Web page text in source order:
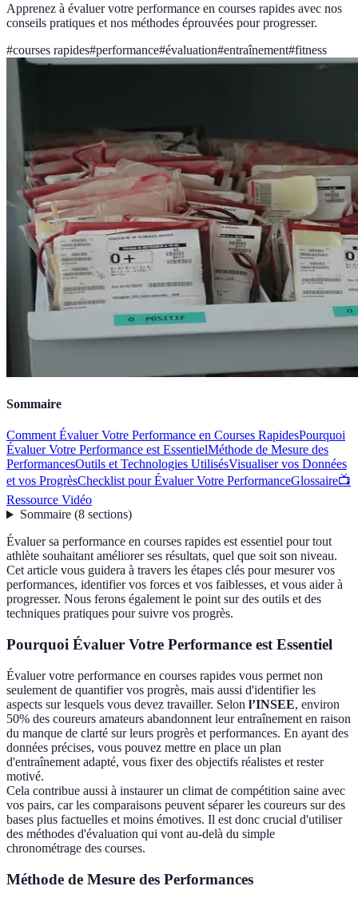
Apprenez à évaluer votre performance en courses rapides avec nos
conseils pratiques et nos méthodes éprouvées pour progresser.
#courses rapides#performance#évaluation#entraînement#fitness
Sommaire
Comment Évaluer Votre Performance en Courses RapidesPourquoi
Évaluer Votre Performance est EssentielMéthode de Mesure des
PerformancesOutils et Technologies UtilisésVisualiser vos Données
et vos ProgrèsChecklist pour Évaluer Votre PerformanceGlossaire📺
Ressource Vidéo
Sommaire(8 sections)
Évaluer sa performance en courses rapides est essentiel pour tout
athlète souhaitant améliorer ses résultats, quel que soit son niveau.
Cet article vous guidera à travers les étapes clés pour mesurer vos
performances, identifier vos forces et vos faiblesses, et vous aider à
progresser. Nous ferons également le point sur des outils et des
techniques pratiques pour suivre vos progrès.
Pourquoi Évaluer Votre Performance est Essentiel
Évaluer votre performance en courses rapides vous permet non
seulement de quantifier vos progrès, mais aussi d'identifier les
aspects sur lesquels vous devez travailler. Selon l’INSEE, environ
50% des coureurs amateurs abandonnent leur entraînement en raison
du manque de clarté sur leurs progrès et performances. En ayant des
données précises, vous pouvez mettre en place un plan
d'entraînement adapté, vous fixer des objectifs réalistes et rester
motivé.
Cela contribue aussi à instaurer un climat de compétition saine avec
vos pairs, car les comparaisons peuvent séparer les coureurs sur des
bases plus factuelles et moins émotives. Il est donc crucial d'utiliser
des méthodes d'évaluation qui vont au-delà du simple
chronométrage des courses.
Méthode de Mesure des Performances